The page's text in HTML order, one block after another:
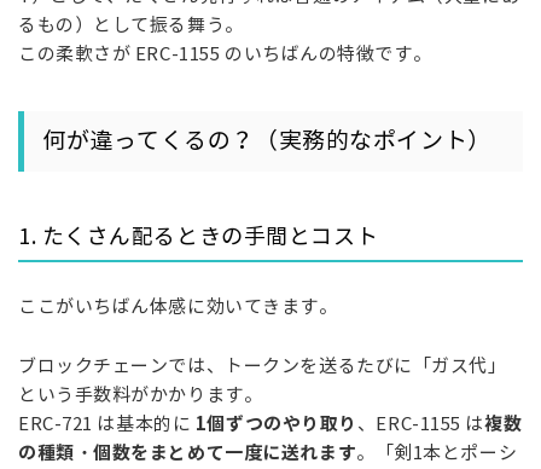
るもの）として振る舞う。
この柔軟さが ERC-1155 のいちばんの特徴です。
何が違ってくるの？（実務的なポイント）
1. たくさん配るときの手間とコスト
ここがいちばん体感に効いてきます。
ブロックチェーンでは、トークンを送るたびに「ガス代」
という手数料がかかります。
ERC-721 は基本的に 1個ずつのやり取り 、ERC-1155 は複数
の種類・個数をまとめて一度に送れます。「剣1本とポーシ